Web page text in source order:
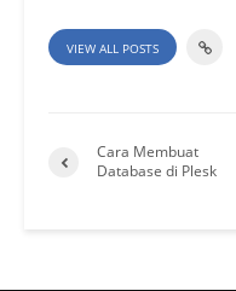
VIEW ALL POSTS
Cara Membuat
Database di Plesk